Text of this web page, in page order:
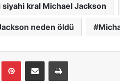
kral Michael Jackson
neden öldü